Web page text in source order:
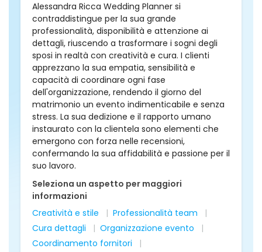
Alessandra Ricca Wedding Planner si
contraddistingue per la sua grande
professionalità, disponibilità e attenzione ai
dettagli, riuscendo a trasformare i sogni degli
sposi in realtà con creatività e cura. I clienti
apprezzano la sua empatia, sensibilità e
capacità di coordinare ogni fase
dell'organizzazione, rendendo il giorno del
matrimonio un evento indimenticabile e senza
stress. La sua dedizione e il rapporto umano
instaurato con la clientela sono elementi che
emergono con forza nelle recensioni,
confermando la sua affidabilità e passione per il
suo lavoro.
Seleziona un aspetto per maggiori
informazioni
Creatività e stile
Professionalità team
Cura dettagli
Organizzazione evento
Coordinamento fornitori